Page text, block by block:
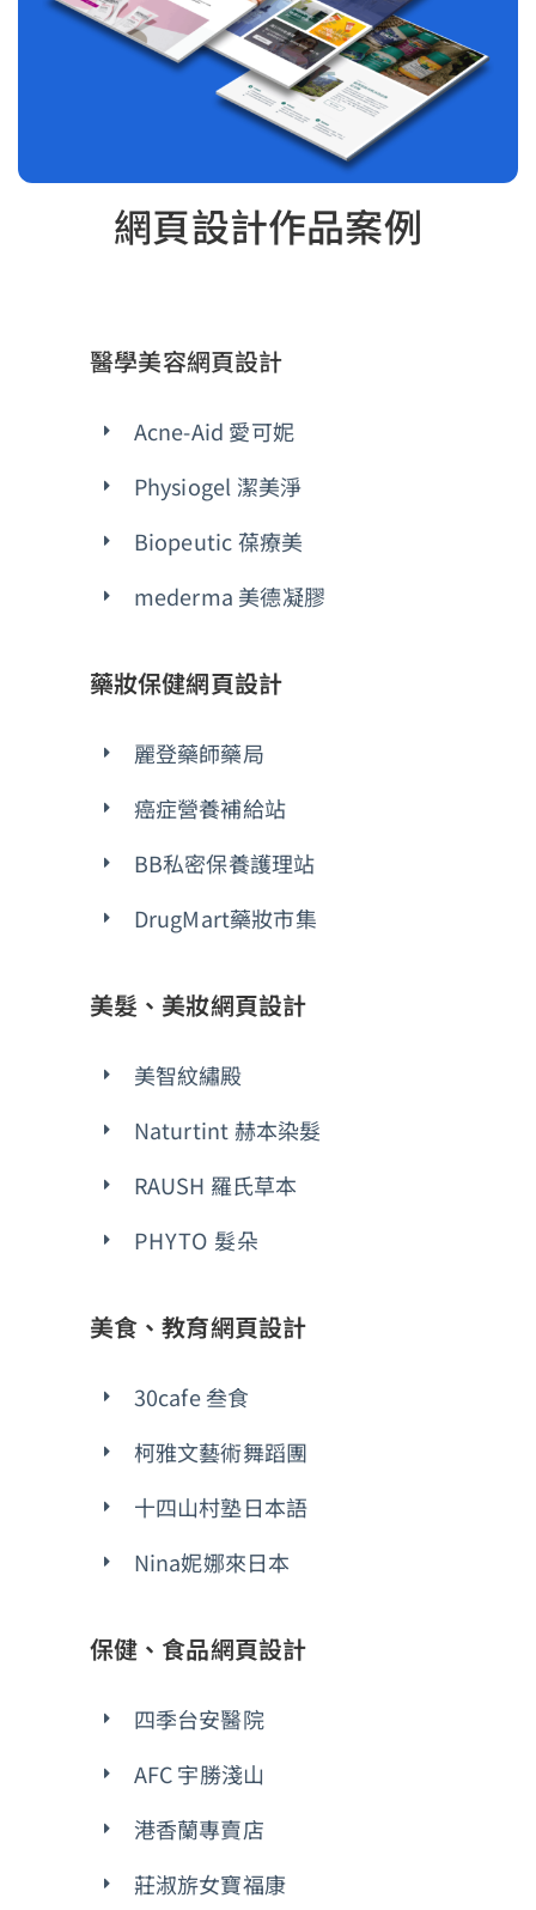
網頁設計作品案例
醫學美容網頁設計
Acne-Aid 愛可妮
Physiogel 潔美淨
Biopeutic 葆療美
mederma 美德凝膠
藥妝保健網頁設計
麗登藥師藥局
癌症營養補給站
BB私密保養護理站
DrugMart藥妝市集
美髮、美妝網頁設計
美智紋繡殿
Naturtint 赫本染髮
RAUSH 羅氏草本
PHYTO 髮朵
美食、教育網頁設計
30cafe 叁食
柯雅文藝術舞蹈團
十四山村塾日本語
Nina妮娜來日本
保健、食品網頁設計
四季台安醫院
AFC 宇勝淺山
港香蘭專賣店
莊淑旂女寶福康